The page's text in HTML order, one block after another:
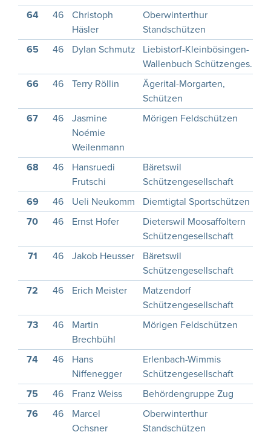
64
46
Christoph
Häsler
Oberwinterthur
Standschützen
65 46 Dylan Schmutz
Liebistorf-Kleinbösingen-
Wallenbuch Schützenges.
66 46 Terry Röllin
Ägerital-Morgarten,
Schützen
67 46
Jasmine
Noémie
Weilenmann
Mörigen Feldschützen
68 46
Hansruedi
Frutschi
Bäretswil
Schützengesellschaft
69 46 Ueli Neukomm Diemtigtal Sportschützen
70
46 Ernst Hofer
Dieterswil Moosaffoltern
Schützengesellschaft
71 46 Jakob Heusser
Bäretswil
Schützengesellschaft
72 46 Erich Meister
Matzendorf
Schützengesellschaft
73 46
Martin
Brechbühl
Mörigen Feldschützen
74 46
Hans
Niffenegger
Erlenbach-Wimmis
Schützengesellschaft
75 46 Franz Weiss Behördengruppe Zug
76
46
Marcel
Ochsner
Oberwinterthur
Standschützen